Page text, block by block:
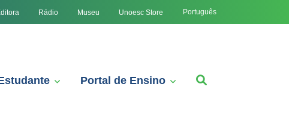
Rádio Museu Unoesc Store Português
Portal de Ensino